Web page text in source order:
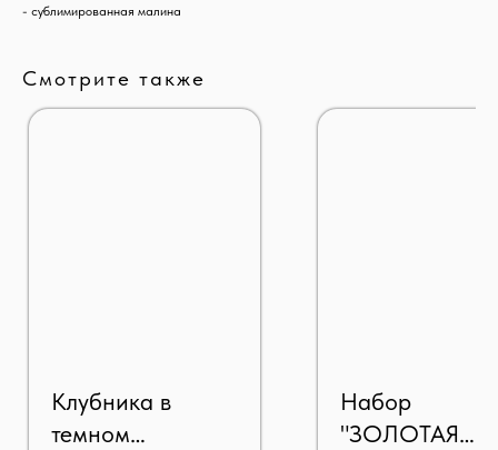
- сублимированная малина
Смотрите также
Клубника в
темном
Набор
"ЗОЛОТАЯ